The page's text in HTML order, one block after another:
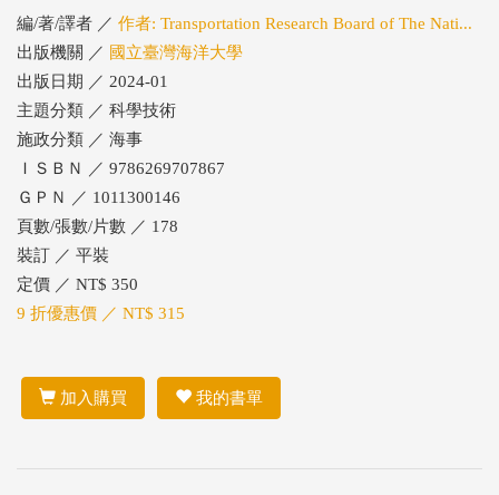
編/著/譯者 ／ 作者: Transportation Research Board of The Nati...
出版機關 ／ 國立臺灣海洋大學
出版日期 ／ 2024-01
主題分類 ／ 科學技術
施政分類 ／ 海事
ＩＳＢＮ ／ 9786269707867
ＧＰＮ ／ 1011300146
頁數/張數/片數 ／ 178
裝訂 ／ 平裝
定價 ／ NT$ 350
9 折優惠價 ／ NT$ 315
加入購買 我的書單